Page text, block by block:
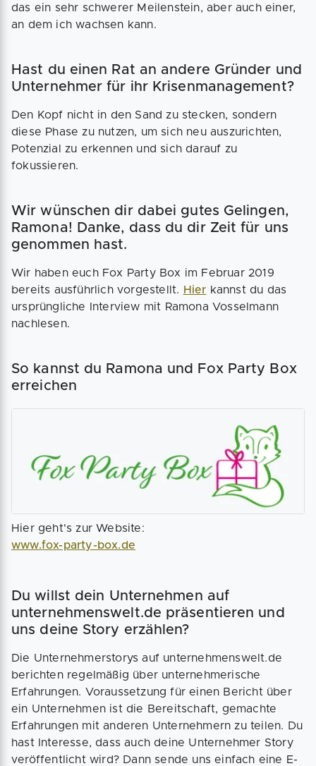
das ein sehr schwerer Meilenstein, aber auch einer,
an dem ich wachsen kann.
Hast du einen Rat an andere Gründer und
Unternehmer für ihr Krisenmanagement?
Den Kopf nicht in den Sand zu stecken, sondern
diese Phase zu nutzen, um sich neu auszurichten,
Potenzial zu erkennen und sich darauf zu
fokussieren.
Wir wünschen dir dabei gutes Gelingen,
Ramona! Danke, dass du dir Zeit für uns
genommen hast.
Wir haben euch Fox Party Box im Februar 2019
bereits ausführlich vorgestellt. Hier kannst du das
ursprüngliche Interview mit Ramona Vosselmann
nachlesen.
So kannst du Ramona und Fox Party Box
erreichen
Hier geht's zur Website:
www.fox-party-box.de
Du willst dein Unternehmen auf
unternehmenswelt.de präsentieren und
uns deine Story erzählen?
Die Unternehmerstorys auf unternehmenswelt.de
berichten regelmäßig über unternehmerische
Erfahrungen. Voraussetzung für einen Bericht über
ein Unternehmen ist die Bereitschaft, gemachte
Erfahrungen mit anderen Unternehmern zu teilen. Du
hast Interesse, dass auch deine Unternehmer Story
veröffentlicht wird? Dann sende uns einfach eine E-